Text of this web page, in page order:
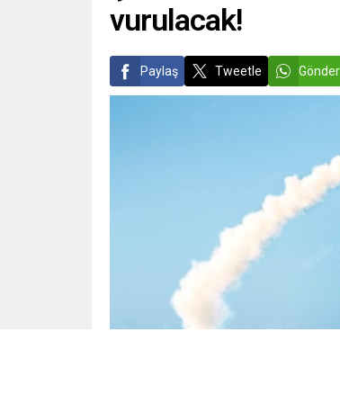
vurulacak!
Paylaş Tweetle Gönder